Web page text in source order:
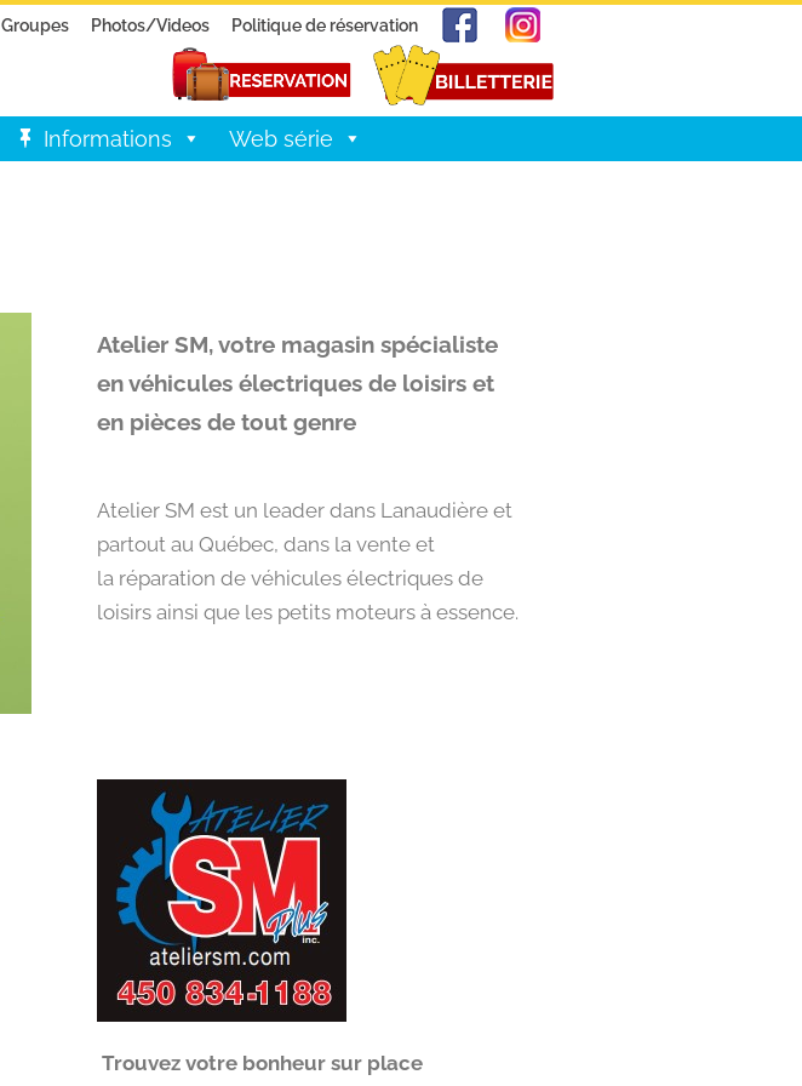
Groupes Photos/Videos Politique de réservation
Informations Web série
Atelier SM, votre magasin spécialiste
en véhicules électriques de loisirs et
en pièces de tout genre
Atelier SM est un leader dans Lanaudière et
partout au Québec, dans la vente et
la réparation de véhicules électriques de
loisirs ainsi que les petits moteurs à essence.
Trouvez votre bonheur sur place